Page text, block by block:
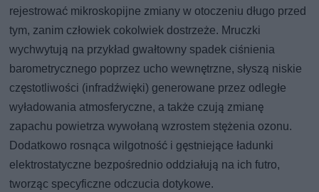
rejestrować mikroskopijne zmiany w otoczeniu długo przed
tym, zanim człowiek cokolwiek dostrzeże. Mruczki
wychwytują na przykład gwałtowny spadek ciśnienia
barometrycznego poprzez ucho wewnętrzne, słyszą niskie
częstotliwości (infradźwięki) generowane przez odległe
wyładowania atmosferyczne, a także czują zmianę
zapachu powietrza wywołaną wzrostem stężenia ozonu.
Dodatkowo rosnąca wilgotność i gęstniejące ładunki
elektrostatyczne bezpośrednio oddziałują na ich futro,
tworząc specyficzne odczucia dotykowe.